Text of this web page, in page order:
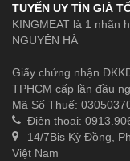
TUYẾN UY TÍN GIÁ
KINGMEAT là 1 nhãn
NGUYÊN HÀ
Giấy chứng nhận
TPHCM cấp lần đầu
Mã Số Thuế:
Điện thoại:
14/7Bis Kỳ Đồng,
Việt Nam